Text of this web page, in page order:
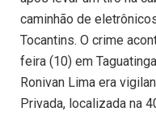
caminhão de
Tocantins. O crime
feira (10) em
Ronivan Lima era
Privada, localizada na